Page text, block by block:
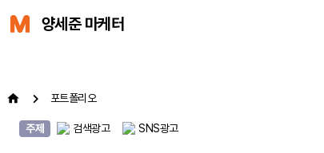
양세준 마케터
포트폴리오
주제 검색광고 SNS광고